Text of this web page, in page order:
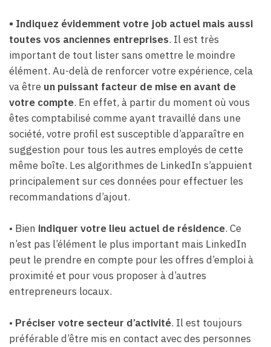
• Indiquez évidemment votre job actuel mais aussi
toutes vos anciennes entreprises. Il est très
important de tout lister sans omettre le moindre
élément. Au-delà de renforcer votre expérience, cela
va être un puissant facteur de mise en avant de
votre compte. En effet, à partir du moment où vous
êtes comptabilisé comme ayant travaillé dans une
société, votre profil est susceptible d’apparaître en
suggestion pour tous les autres employés de cette
même boîte. Les algorithmes de LinkedIn s’appuient
principalement sur ces données pour effectuer les
recommandations d’ajout.
• Bien indiquer votre lieu actuel de résidence. Ce
n’est pas l’élément le plus important mais LinkedIn
peut le prendre en compte pour les offres d’emploi à
proximité et pour vous proposer à d’autres
entrepreneurs locaux.
• Préciser votre secteur d’activité. Il est toujours
préférable d’être mis en contact avec des personnes